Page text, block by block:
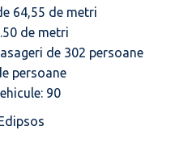
64,55 de metri
de metri
de 302 persoane
persoane
90